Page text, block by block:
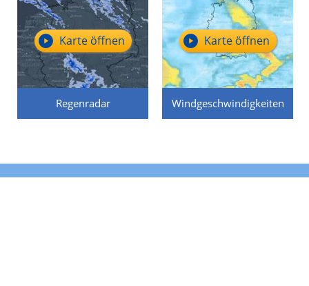
Regenradar
Karte öffnen
Windgeschwindigkeiten
Karte öffnen